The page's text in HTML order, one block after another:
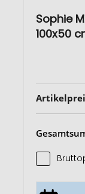
Sophie
100x50